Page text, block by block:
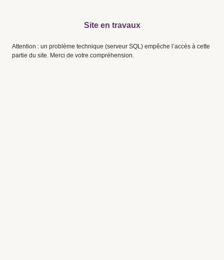
Site en travaux
Attention : un problème technique (serveur SQL) empêche l’accès à cette
partie du site. Merci de votre compréhension.